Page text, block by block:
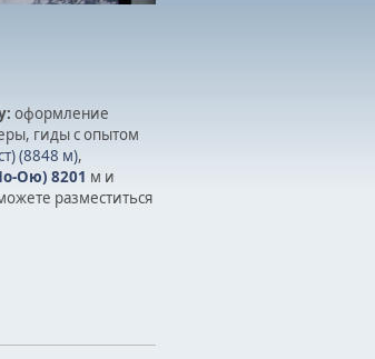
оформление
гиды с опытом
(8848 м),
Ою) 8201 м и
разместиться